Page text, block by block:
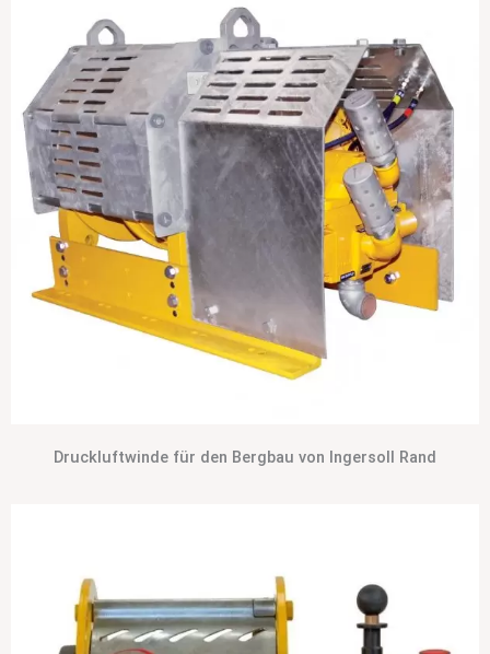
Druckluftwinde für den Bergbau von Ingersoll Rand